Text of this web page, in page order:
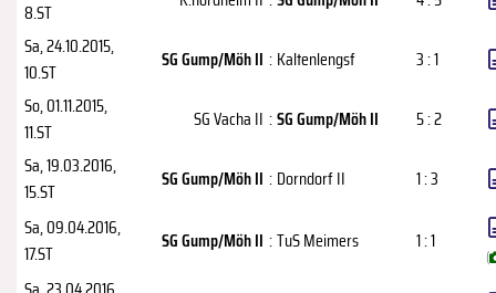
8.ST
Sa, 24.10.2015,
10.ST
SG Gump/Möh II : Kaltenlengsf
3 : 1
So, 01.11.2015,
11.ST
SG Vacha II :SG Gump/Möh II
5 : 2
Sa, 19.03.2016,
15.ST
SG Gump/Möh II : Dorndorf II
1 : 3
Sa, 09.04.2016,
17.ST
SG Gump/Möh II :TuS Meimers 1 : 1
(